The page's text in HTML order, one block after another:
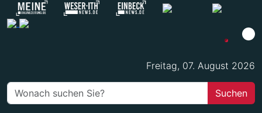
Freitag, 07. August 2026